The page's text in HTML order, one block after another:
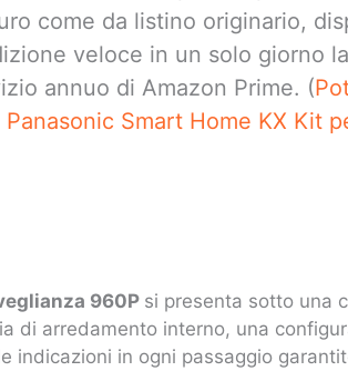
come da listino originario,
veloce in un solo giorno
annuo di Amazon Prime. (
Smart Home KX Kit
960P si presenta sotto una
di arredamento interno, una
indicazioni in ogni passaggio